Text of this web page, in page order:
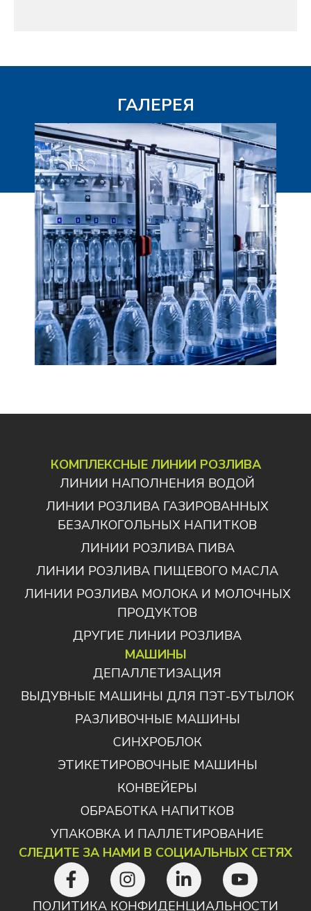
ГАЛЕРЕЯ
КОМПЛЕКСНЫЕ ЛИНИИ РОЗЛИВА
ЛИНИИ НАПОЛНЕНИЯ ВОДОЙ
ЛИНИИ РОЗЛИВА ГАЗИРОВАННЫХ
БЕЗАЛКОГОЛЬНЫХ НАПИТКОВ
ЛИНИИ РОЗЛИВА ПИВА
ЛИНИИ РОЗЛИВА ПИЩЕВОГО МАСЛА
ЛИНИИ РОЗЛИВА МОЛОКА И МОЛОЧНЫХ
ПРОДУКТОВ
ДРУГИЕ ЛИНИИ РОЗЛИВА
МАШИНЫ
ДЕПАЛЛЕТИЗАЦИЯ
ВЫДУВНЫЕ МАШИНЫ ДЛЯ ПЭТ-БУТЫЛОК
РАЗЛИВОЧНЫЕ МАШИНЫ
СИНХРОБЛОК
ЭТИКЕТИРОВОЧНЫЕ МАШИНЫ
КОНВЕЙЕРЫ
ОБРАБОТКА НАПИТКОВ
УПАКОВКА И ПАЛЛЕТИРОВАНИЕ
СЛЕДИТЕ ЗА НАМИ В СОЦИАЛЬНЫХ СЕТЯХ
ПОЛИТИКА КОНФИДЕНЦИАЛЬНОСТИ